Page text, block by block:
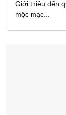
Giới thiệu đến
mộc mạc...